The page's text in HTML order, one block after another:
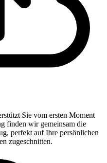
Sie vom ersten Moment
finden wir gemeinsam die
perfekt auf Ihre persönlichen
zugeschnitten.